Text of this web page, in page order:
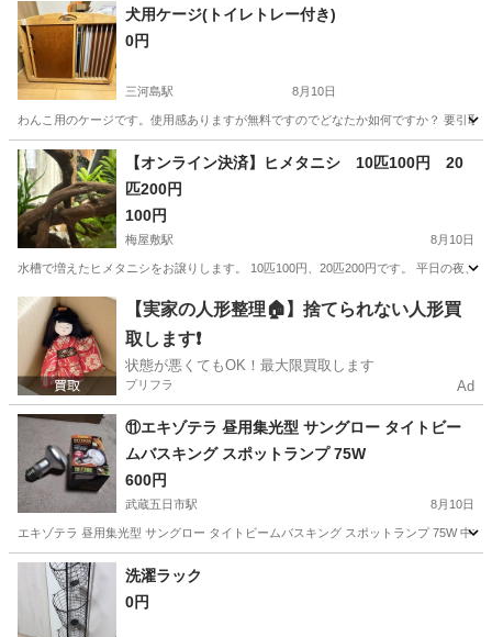
犬用ケージ(トイレトレー付き)
0円
三河島駅 8月10日
わんこ用のケージです。使用感ありますが無料ですのでどなたか如何ですか？ 要引
東京 荒川区 三河島駅 その他
【オンライン決済】ヒメタニシ 10匹100円 20
匹200円
100円
梅屋敷駅 8月10日
水槽で増えたヒメタニシをお譲りします。 10匹100円、20匹200円です。 平日の夜、
東京 大田区 梅屋敷駅 その他 ヒメタニシ
【実家の人形整理🏠】捨てられない人形買
取します❗️
状態が悪くてもOK！最大限買取します
プリフラ Ad
⑪エキゾテラ 昼用集光型 サングロー タイトビー
ムバスキング スポットランプ 75W
600円
武蔵五日市駅 8月10日
エキゾテラ 昼用集光型 サングロー タイトビームバスキング スポットランプ 75W 中
東京 あきる野市 武蔵五日市駅
洗濯ラック
0円